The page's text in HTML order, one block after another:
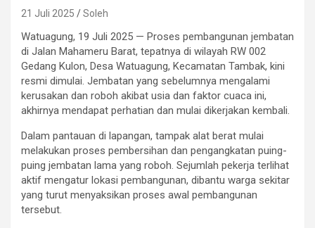
21 Juli 2025 Soleh
Watuagung, 19 Juli 2025 — Proses pembangunan jembatan
di Jalan Mahameru Barat, tepatnya di wilayah RW 002
Gedang Kulon, Desa Watuagung, Kecamatan Tambak, kini
resmi dimulai. Jembatan yang sebelumnya mengalami
kerusakan dan roboh akibat usia dan faktor cuaca ini,
akhirnya mendapat perhatian dan mulai dikerjakan kembali.
Dalam pantauan di lapangan, tampak alat berat mulai
melakukan proses pembersihan dan pengangkatan puing-
puing jembatan lama yang roboh. Sejumlah pekerja terlihat
aktif mengatur lokasi pembangunan, dibantu warga sekitar
yang turut menyaksikan proses awal pembangunan
tersebut.